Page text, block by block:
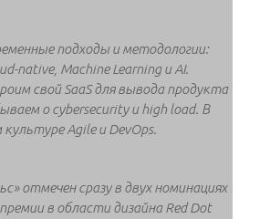
подходы и методологии:
native, Machine Learning и AI.
свой SaaS для вывода продукта
о cybersecurity и high load. В
Agile и DevOps.
отмечен сразу в двух номинациях
в области дизайна Red Dot